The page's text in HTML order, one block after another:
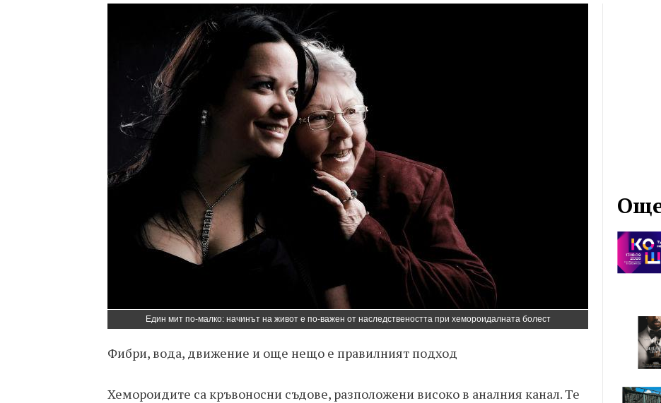
Един мит по-малко: начинът на живот е по-важен от наследствеността при хемороидалната болест
Фибри, вода, движение и още нещо е правилният подход
Хемороидите са кръвоносни съдове, разположени високо в аналния канал. Те